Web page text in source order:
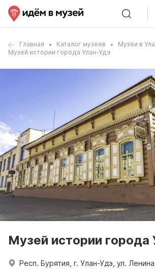
Главная Каталог музеев
Музеи в
Музей истории города Улан-Удэ
Музей истории города
Респ. Бурятия, г. Улан-Удэ, ул.